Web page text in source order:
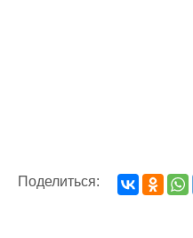
Поделиться: